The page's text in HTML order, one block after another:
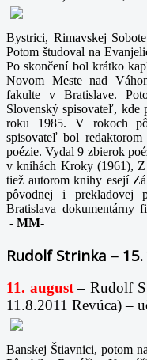
Bystrici, Rimavskej
Potom študoval na
Po skončení bol krátko
Novom Meste nad
fakulte v Bratislave.
Slovenský spisovateľ, kde
roku 1985. V rokoch
spisovateľ bol
poézie. Vydal 9 zbierok
v knihách Kroky (1961),
tiež autorom knihy esejí
pôvodnej i
Bratislava dokumentárny
- MM-
Rudolf Strinka –
11. august – Rudolf
11.8.2011 Revúca) –
Banskej Štiavnici, potom